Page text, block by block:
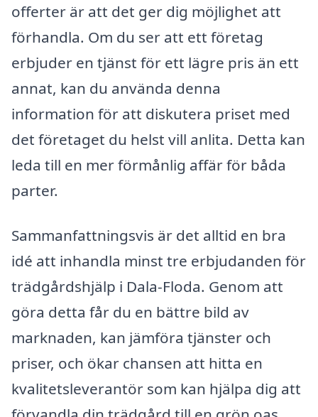
offerter är att det ger dig möjlighet att
förhandla. Om du ser att ett företag
erbjuder en tjänst för ett lägre pris än ett
annat, kan du använda denna
information för att diskutera priset med
det företaget du helst vill anlita. Detta kan
leda till en mer förmånlig affär för båda
parter.
Sammanfattningsvis är det alltid en bra
idé att inhandla minst tre erbjudanden för
trädgårdshjälp i Dala-Floda. Genom att
göra detta får du en bättre bild av
marknaden, kan jämföra tjänster och
priser, och ökar chansen att hitta en
kvalitetsleverantör som kan hjälpa dig att